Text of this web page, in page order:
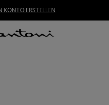
KONTO ERSTELLEN